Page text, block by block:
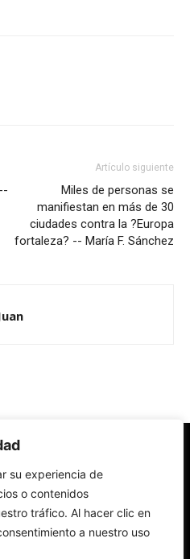
su experiencia de
o contenidos
tráfico. Al hacer clic en
a nuestro uso
Artículo siguiente
Miles de personas se
manifiestan en más de 30
ciudades contra la ?Europa
fortaleza? -- María F. Sánchez
católica y la sociedad